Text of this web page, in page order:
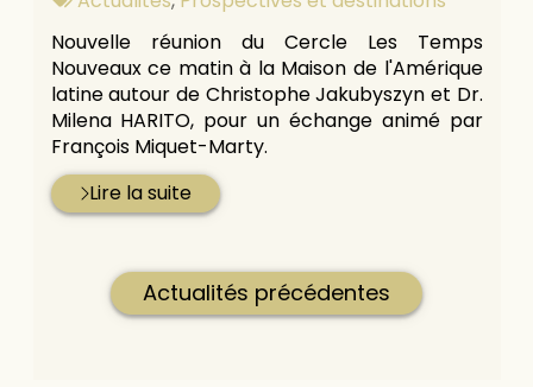
Nouvelle réunion du Cercle Les Temps
Nouveaux ce matin à la Maison de l'Amérique
latine autour de Christophe Jakubyszyn et Dr.
Milena HARITO, pour un échange animé par
François Miquet-Marty.
Lire la suite
Actualités précédentes